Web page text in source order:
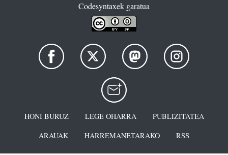
Codesyntaxek garatua
HONI BURUZ LEGE OHARRA
PUBLIZITATEA
ARAUAK
HARREMANETARAKO RSS